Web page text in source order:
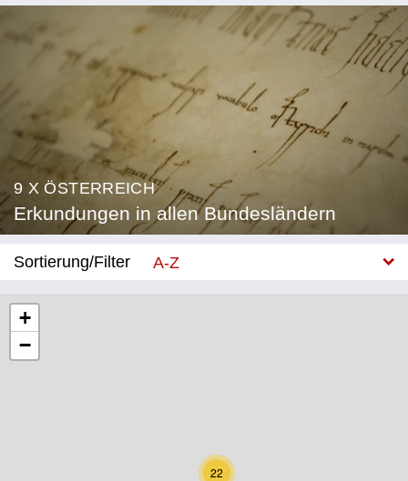
9 X ÖSTERREICH
Erkundungen in allen Bundesländern
Sortierung/Filter
A-Z
Niederösterreich
22
+
−